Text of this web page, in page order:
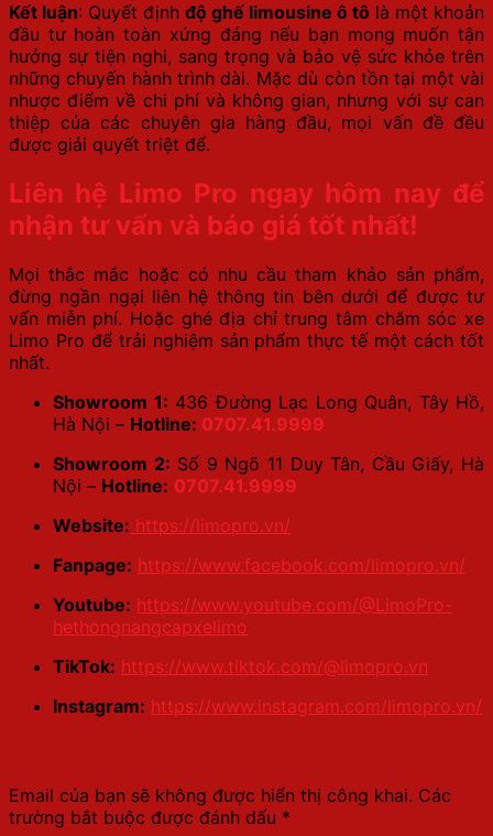
Kết luận: Quyết định độ ghế limousine ô tô là một khoản
đầu tư hoàn toàn xứng đáng nếu bạn mong muốn tận
hưởng sự tiện nghi, sang trọng và bảo vệ sức khỏe trên
những chuyến hành trình dài. Mặc dù còn tồn tại một vài
nhược điểm về chi phí và không gian, nhưng với sự can
thiệp của các chuyên gia hàng đầu, mọi vấn đề đều
được giải quyết triệt để.
Liên hệ Limo Pro ngay hôm nay để
nhận tư vấn và báo giá tốt nhất!
Mọi thắc mắc hoặc có nhu cầu tham khảo sản phẩm,
đừng ngần ngại liên hệ thông tin bên dưới để được tư
vấn miễn phí. Hoặc ghé địa chỉ trung tâm chăm sóc xe
Limo Pro để trải nghiệm sản phẩm thực tế một cách tốt
nhất.
Showroom 1: 436 Đường Lạc Long Quân, Tây Hồ,
Hà Nội – Hotline: 0707.41.9999
Showroom 2: Số 9 Ngõ 11 Duy Tân, Cầu Giấy, Hà
Nội – Hotline: 0707.41.9999
Website: https://limopro.vn/
Fanpage: https://www.facebook.com/limopro.vn/
Youtube: https://www.youtube.com/@LimoPro-
hethongnangcapxelimo
TikTok: https://www.tiktok.com/@limopro.vn
Instagram: https://www.instagram.com/limopro.vn/
Email của bạn sẽ không được hiển thị công khai. Các
trường bắt buộc được đánh dấu *